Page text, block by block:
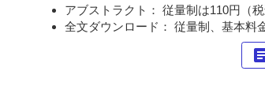
アブストラクト： 従量制は110円（
全文ダウンロード： 従量制、基本料